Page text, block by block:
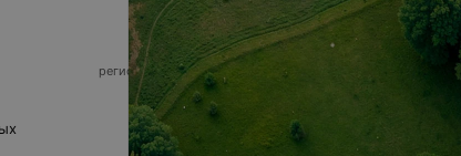
© 2026 ООО «Артокс Лаб», УНП 191700409,
регистрирующий орган - Минский горисполком
220012, Республика Беларусь, г. Минск,
улица Толбухина, 2, пом. 16 | info@relax.by